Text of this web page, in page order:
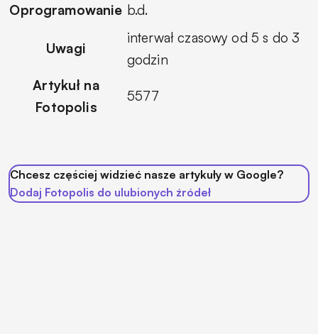
Oprogramowanie b.d.
Uwagi
interwał czasowy od 5 s do 3
godzin
Artykuł na
Fotopolis
5577
Chcesz częściej widzieć nasze artykuły w Google?
Dodaj Fotopolis do ulubionych źródeł